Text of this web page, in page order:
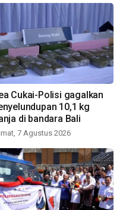
Cukai-Polisi gagalkan
10,1 kg
di bandara Bali
7 Agustus 2026